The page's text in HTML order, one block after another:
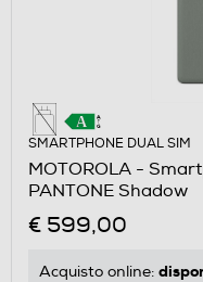
SMARTPHONE DUAL SIM
MOTOROLA -
PANTONE Shadow
€ 599,00
Acquisto online: